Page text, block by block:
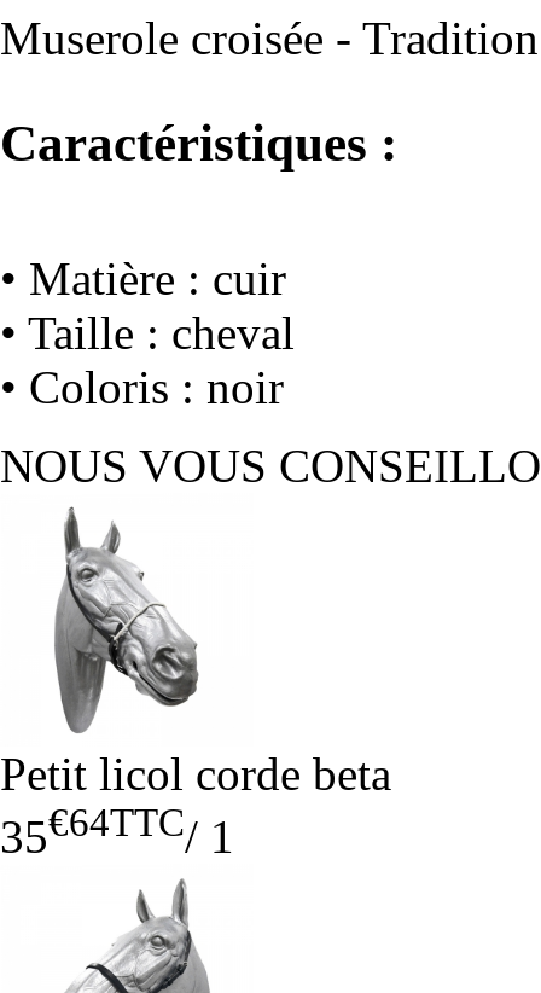
Muserole croisée -
Caractéristiques :
• Matière : cuir
• Taille : cheval
• Coloris : noir
NOUS VOUS
Petit licol corde beta
35€64TTC/ 1